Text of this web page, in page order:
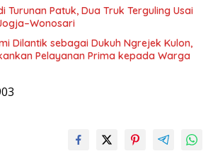
Turunan Patuk, Dua Truk Terguling Usai
Dilantik sebagai Dukuh Ngrejek Kulon,
Pelayanan Prima kepada Warga